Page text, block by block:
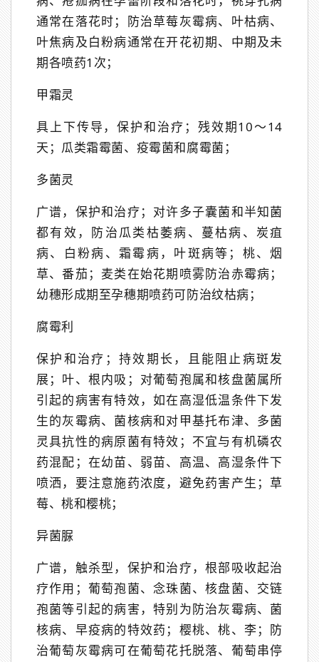
通常在落花时；防治草莓灰霉病、叶枯病、
叶焦病及白粉病通常在开花初期、中期及未
期各喷药1次；
甲霜灵
具上下传导，保护和治疗；残效期10～14
天；瓜类霜霉菌、疫霉菌和腐霉菌；
多菌灵
广谱，保护和治疗；对许多子囊菌和半知菌
都有效，防治瓜类枯萎病、蔓枯病、炭疽
病、白粉病、霜霉病，叶斑病等；桃、烟
草、番茄；麦类在始花期喷雾防治赤霉病；
幼穗形成期至孕穗期喷药可防治纹枯病；
腐霉利
保护和治疗；持效期长，且能阻止病斑发
展；叶、根内吸；对葡萄孢属和核盘菌属所
引起的病害有特效，如在高湿低温条件下发
生的灰霉病、菌核病和对甲基托布津、多菌
灵具抗性的病原菌有特效；不宜与有机磷农
药混配；在幼苗、弱苗、高温、高湿条件下
喷洒，要注意施药浓度，避免药害产生；草
莓、桃和樱桃；
异菌脲
广谱，触杀型，保护和治疗，根部吸收起治
疗作用；葡萄孢菌、念珠菌、核盘菌、交链
孢菌等引起的病害，特别为防治灰霉病、菌
核病、早疫病的特效药；樱桃、桃、李；防
治葡萄灰霉病可在葡萄花托脱落、葡萄串停